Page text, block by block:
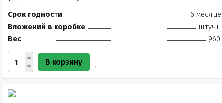
Срок годности
6
Вложений в коробке
Вес
960
В корзину